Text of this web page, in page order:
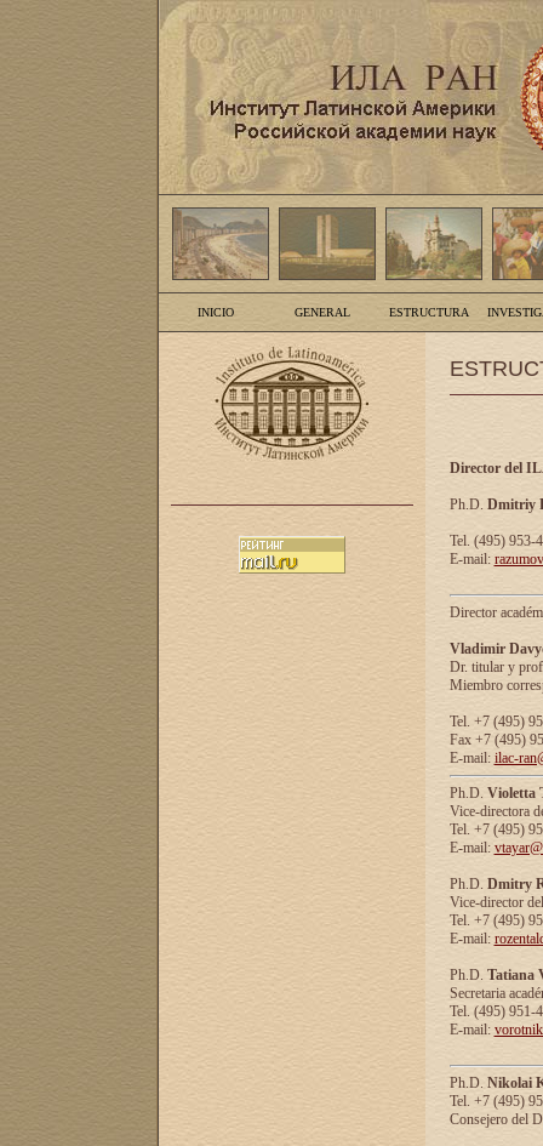
INICIO GENERAL ESTRUCTURA
Director del
Ph.D. Dmitriy
Tel. (495) 953-
E-mail:
Director
Vladimir
Dr. titular y
Miembro
Tel. +7 (495)
Fax +7 (495)
E-mail: ilac-
Ph.D. Violetta
Vice-directora
Tel. +7 (495)
E-mail:
Ph.D. Dmitry
Vice-director
Tel. +7 (495)
E-mail:
Ph.D. Tatiana
Secretaria
Tel. (495) 951-
E-mail:
Ph.D. Nikolai
Tel. +7 (495)
Consejero del